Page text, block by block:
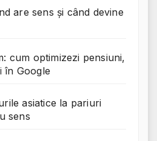
are sens și când devine
cum optimizezi pensiuni,
în Google
asiatice la pariuri
sens